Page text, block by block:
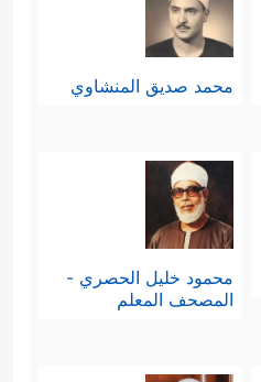
محمد صديق المنشاوي
محمود خليل الحصري -
المصحف المعلم